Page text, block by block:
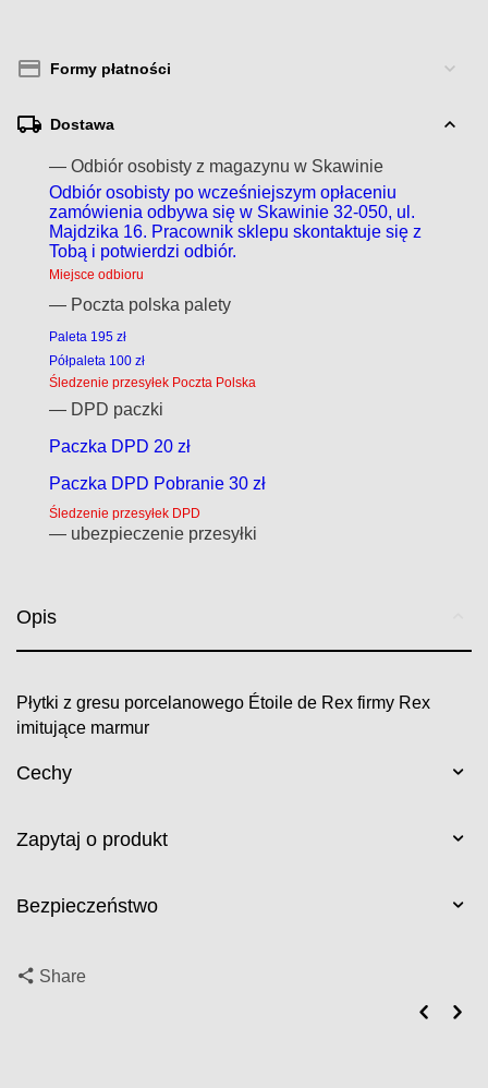
Formy płatności
Dostawa
— Odbiór osobisty z magazynu w Skawinie
Odbiór osobisty po wcześniejszym opłaceniu
zamówienia odbywa się w Skawinie 32-050, ul.
Majdzika 16. Pracownik sklepu skontaktuje się z
Tobą i potwierdzi odbiór.
Miejsce odbioru
— Poczta polska palety
Paleta 195 zł
Półpaleta 100 zł
Śledzenie przesyłek Poczta Polska
— DPD paczki
Paczka DPD 20 zł
Paczka DPD Pobranie 30 zł
Śledzenie przesyłek DPD
— ubezpieczenie przesyłki
Opis
Płytki z gresu porcelanowego Étoile de Rex firmy Rex
imitujące marmur
Cechy
Zapytaj o produkt
Bezpieczeństwo
Share